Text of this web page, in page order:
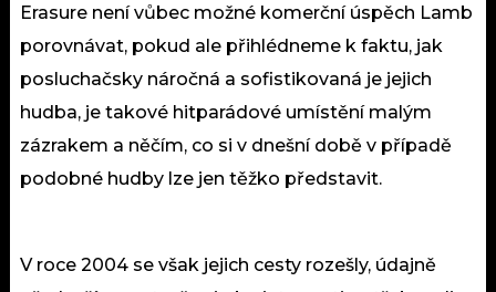
Erasure není vůbec možné komerční úspěch Lamb
porovnávat, pokud ale přihlédneme k faktu, jak
posluchačsky náročná a sofistikovaná je jejich
hudba, je takové hitparádové umístění malým
zázrakem a něčím, co si v dnešní době v případě
podobné hudby lze jen těžko představit.
V roce 2004 se však jejich cesty rozešly, údajně